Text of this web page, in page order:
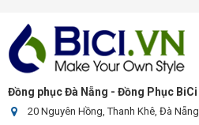
Đồng phục Đà Nẵng - Đồng Phục BiCi
20 Nguyên Hồng, Thanh Khê, Đà Nẵng